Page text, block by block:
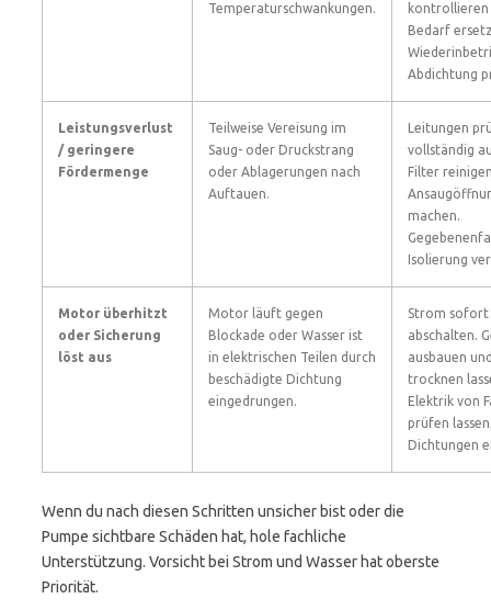
Temperaturschwankungen.
kontrollieren
Bedarf
Abdichtung
Leistungsverlust
/ geringere
Fördermenge
Teilweise Vereisung im
Saug- oder Druckstrang
oder Ablagerungen nach
Auftauen.
Leitungen
vollständig
Filter
machen.
Isolierung
Motor überhitzt
oder Sicherung
löst aus
Motor läuft gegen
Blockade oder Wasser ist
in elektrischen Teilen durch
beschädigte Dichtung
eingedrungen.
Strom sofort
abschalten.
ausbauen
trocknen
Elektrik von
prüfen
Dichtungen
Wenn du nach diesen Schritten unsicher bist oder die
Pumpe sichtbare Schäden hat, hole fachliche
Unterstützung. Vorsicht bei Strom und Wasser hat oberste
Priorität.